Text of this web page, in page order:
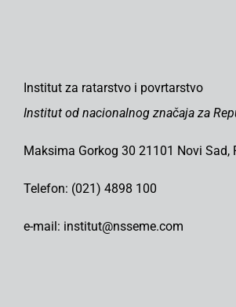
Institut za ratarstvo i povrtarstvo
Institut od nacionalnog značaja za
Maksima Gorkog 30 21101 Novi Sad,
Telefon: (021) 4898 100
e-mail: institut@nsseme.com